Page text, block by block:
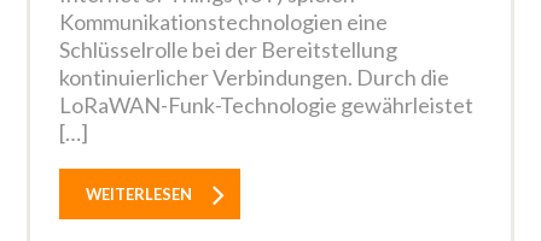
Kommunikationstechnologien eine
Schlüsselrolle bei der Bereitstellung
kontinuierlicher Verbindungen. Durch die
LoRaWAN-Funk-Technologie gewährleistet
[…]
WEITERLESEN